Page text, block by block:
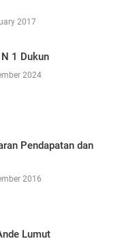
2017
1 Dukun
2024
Pendapatan dan
2016
Lumut